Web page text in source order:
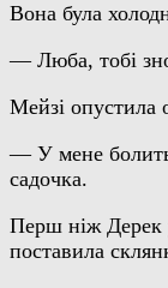
Вона була
— Люба, тобі
Мейзі опустила
— У мене
садочка.
Перш ніж Дерек
поставила